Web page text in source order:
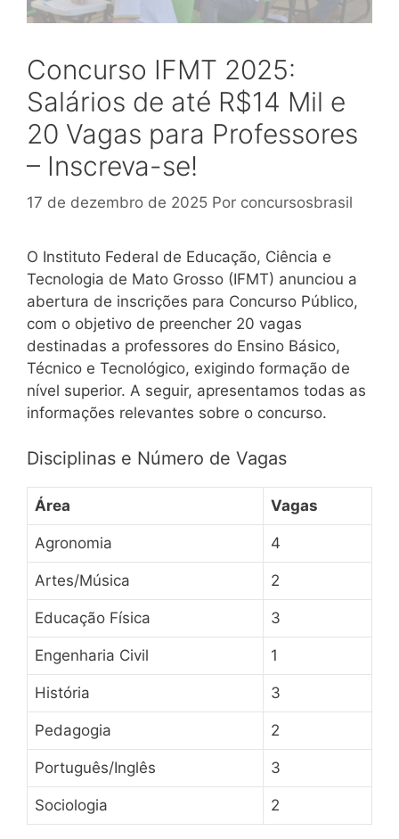
Concurso IFMT 2025:
Salários de até R$14 Mil e
20 Vagas para Professores
– Inscreva-se!
17 de dezembro de 2025 Por concursosbrasil
O Instituto Federal de Educação, Ciência e
Tecnologia de Mato Grosso (IFMT) anunciou a
abertura de inscrições para Concurso Público,
com o objetivo de preencher 20 vagas
destinadas a professores do Ensino Básico,
Técnico e Tecnológico, exigindo formação de
nível superior. A seguir, apresentamos todas as
informações relevantes sobre o concurso.
Disciplinas e Número de Vagas
Área Vagas
Agronomia 4
Artes/Música 2
Educação Física 3
Engenharia Civil 1
História 3
Pedagogia 2
Português/Inglês 3
Sociologia 2